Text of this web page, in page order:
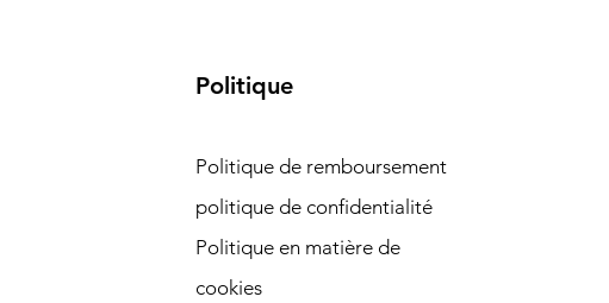
Politique
Politique de remboursement
politique de confidentialité
Politique en matière de
cookies